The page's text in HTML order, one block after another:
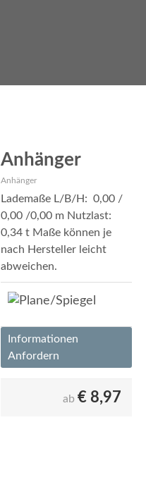
Anhänger
Anhänger
Lademaße L/B/H: 0,00 /
0,00 /0,00 m Nutzlast:
0,34 t Maße können je
nach Hersteller leicht
abweichen.
Informationen
Anfordern
ab € 8,97